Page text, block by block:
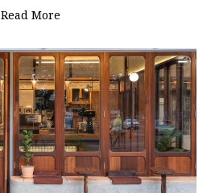
Read More